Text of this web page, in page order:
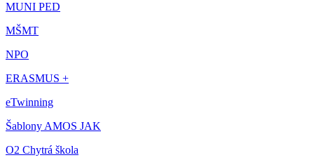
MUNI PED
MŠMT
NPO
ERASMUS +
eTwinning
Šablony AMOS JAK
O2 Chytrá škola